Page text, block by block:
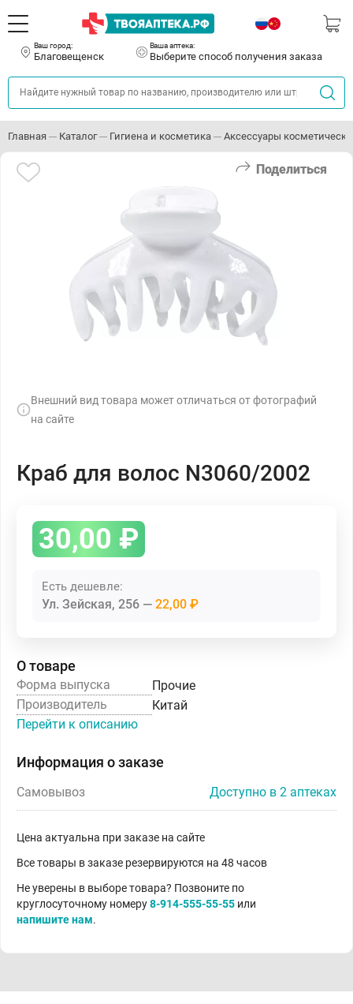
Ваш город:
Благовещенск
Ваша аптека:
Выберите способ получения заказа
Главная Каталог Гигиена и косметика Аксессуары
Поделиться
Внешний вид товара может отличаться от фотографий
на сайте
Краб для волос N3060/2002
30,00 ₽
Есть дешевле:
Ул. Зейская, 256 22,00 ₽
О товаре
Форма выпуска
Прочие
Производитель
Китай
Перейти к описанию
Информация о заказе
Самовывоз Доступно в 2 аптеках
Цена актуальна при заказе на сайте
Все товары в заказе резервируются на 48 часов
Не уверены в выборе товара? Позвоните по
круглосуточному номеру8-914-555-55-55 или
напишите нам.